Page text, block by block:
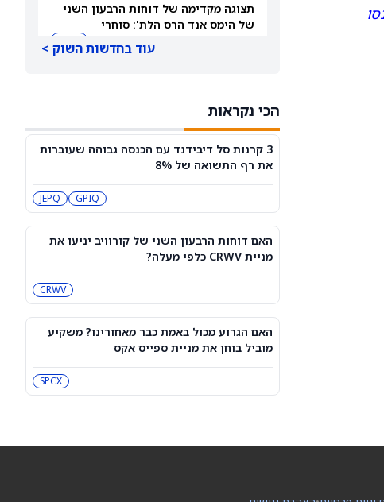
תצוגה מקדימה של דוחות הרבעון השני
של הימס אנד הרס הלת': סוחרי
האופציות נערכים לתנועה של 14.5%
באוגוסט
3 קרנות סל דיבידנד עם הכנסה גבוהה
שעוברות את רף התשואה של 8%
GPIQ
JEPQ
האם דוחות הרבעון השני של קורוויב
יניעו את מניית CRWV כלפי מעלה?
האם הגרוע מכול באמת כבר מאחורינו?
מיקרון או SK hynix: מניית שבבי AI אחת
MU
SKHY
עוד בחדשות השוק >
הכי נקראות
3 קרנות סל דיבידנד עם הכנסה גבוהה שעוברות
את רף התשואה של 8%
GPIQ
JEPQ
האם דוחות הרבעון השני של קורוויב יניעו את
מניית CRWV כלפי מעלה?
CRWV
האם הגרוע מכול באמת כבר מאחורינו? משקיע
מוביל בוחן את מניית ספייס אקס
SPCX